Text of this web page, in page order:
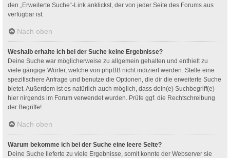
den „Erweiterte Suche“-Link anklickst, der von jeder Seite des Forums aus
verfügbar ist.
Nach oben
Weshalb erhalte ich bei der Suche keine Ergebnisse?
Deine Suche war möglicherweise zu allgemein gehalten und enthielt zu
viele gängige Wörter, welche von phpBB nicht indiziert werden. Stelle eine
spezifischere Anfrage und benutze die Optionen, die dir die erweiterte Suche
bietet. Außerdem ist es natürlich auch möglich, dass dein(e) Suchbegriff(e)
hier nirgends im Forum verwendet wurden. Prüfe ggf. die Rechtschreibung
der Begriffe!
Nach oben
Warum bekomme ich bei der Suche eine leere Seite?
Deine Suche lieferte zu viele Ergebnisse, somit konnte der Webserver sie